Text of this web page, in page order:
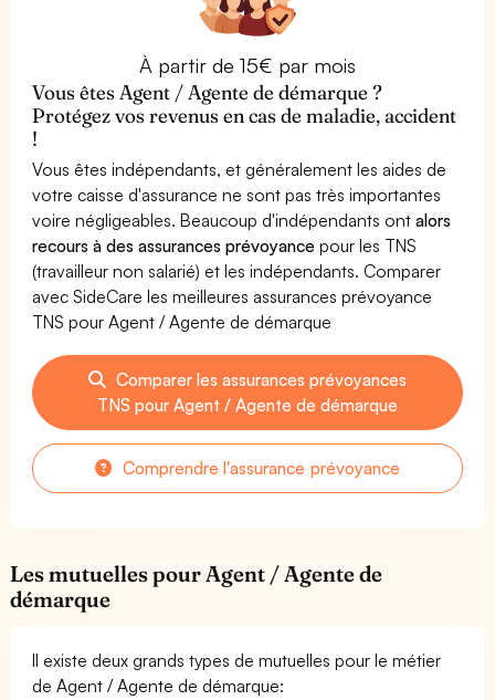
À partir de 15€ par mois
Vous êtes Agent / Agente de démarque ?
Protégez vos revenus en cas de maladie, accident
!
Vous êtes indépendants, et généralement les aides de
votre caisse d'assurance ne sont pas très importantes
voire négligeables. Beaucoup d'indépendants ontalors
recours à des assurances prévoyance pour les TNS
(travailleur non salarié) et les indépendants. Comparer
avec SideCare les meilleures assurances prévoyance
TNS pour Agent / Agente de démarque
Comparer les assurances prévoyances
TNS pour Agent / Agente de démarque
Comprendre l'assurance prévoyance
Les mutuelles pour Agent / Agente de
démarque
Il existe deux grands types de mutuelles pour le métier
de Agent / Agente de démarque: